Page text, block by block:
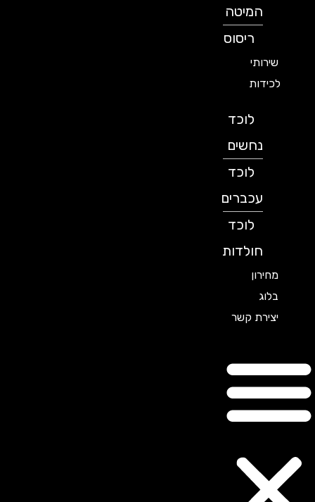
המיטה
ריסוס
שירותי
לכידות
לוכד
נחשים
לוכד
עכברים
לוכד
חולדות
מחירון
בלוג
יצירת קשר